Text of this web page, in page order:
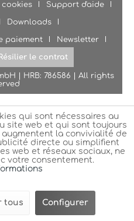
cookies Support d'aide
Downloads
paiement Newsletter
Résilier le contrat
| HRB: 786586 | All rights
qui sont nécessaires au
site web et qui sont toujours
augmentent la convivialité de
directe ou simplifient
web et réseaux sociaux, ne
votre consentement.
tous Configurer